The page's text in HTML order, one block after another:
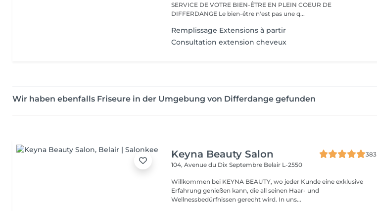
SERVICE DE VOTRE BIEN-ÊTRE EN PLEIN COEUR DE
DIFFERDANGE Le bien-être n'est pas une q...
Remplissage Extensions à partir
Consultation extension cheveux
Wir haben ebenfalls Friseure in der Umgebung von Differdange gefunden
Keyna Beauty Salon
383
104, Avenue du Dix Septembre Belair L-2550
Willkommen bei KEYNA BEAUTY, wo jeder Kunde eine exklusive
Erfahrung genießen kann, die all seinen Haar- und
Wellnessbedürfnissen gerecht wird. In uns...